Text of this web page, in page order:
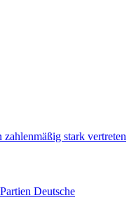
stark vertreten
Deutsche